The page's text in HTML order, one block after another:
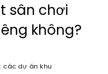
sân chơi
không?
các dự án khu